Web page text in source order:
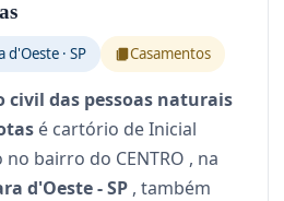
d'Oeste · SP Casamentos
civil das pessoas naturais
é cartório de Inicial
bairro do CENTRO , na
d'Oeste - SP , também